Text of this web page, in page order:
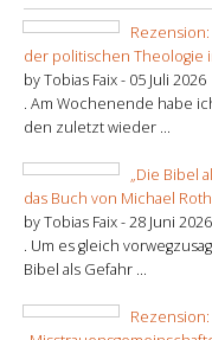
der politischen Theologie
by Tobias Faix - 05 Juli 2026
. Am Wochenende habe
den zuletzt wieder ...
„Die Bibel
das Buch von Michael Roth
by Tobias Faix -28 Juni 2026
. Um es gleich
Bibel als Gefahr ...
Rezension: